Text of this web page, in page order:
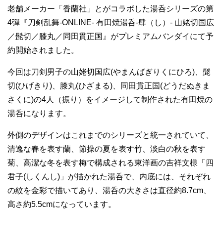
老舗メーカー「香蘭社」とがコラボした湯呑シリーズの第
4弾『刀剣乱舞-ONLINE- 有田焼湯呑-肆（し）- 山姥切国広
／髭切／膝丸／同田貫正国』がプレミアムバンダイにて予
約開始されました。
今回は刀剣男子の山姥切国広(やまんばぎりくにひろ)、髭
切(ひげきり)、膝丸(ひざまる)、同田貫正国(どうだぬきま
さくに)の4人（振り）をイメージして制作された有田焼の
湯呑になります。
外側のデザインはこれまでのシリーズと統一されていて、
清逸な春を表す蘭、節操の夏を表す竹、淡白の秋を表す
菊、高潔な冬を表す梅で構成される東洋画の吉祥文様「四
君子(しくんし)」が描かれた湯呑で、内底には、それぞれ
の紋を金彩で描いてあり、湯呑の大きさは直径約8.7cm、
高さ約5.5cmになっています。